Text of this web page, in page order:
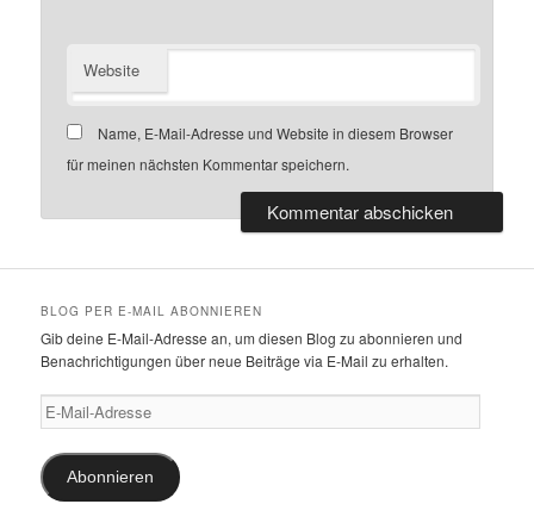
Website
Name, E-Mail-Adresse und Website in diesem Browser
für meinen nächsten Kommentar speichern.
BLOG PER E-MAIL ABONNIEREN
Gib deine E-Mail-Adresse an, um diesen Blog zu abonnieren und
Benachrichtigungen über neue Beiträge via E-Mail zu erhalten.
E-
Mail-
Adresse
Abonnieren